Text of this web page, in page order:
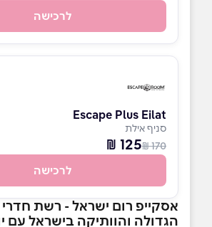
לרכישה
Escape Plus Eilat
סניף אילת
170 ₪
125 ₪
לרכישה
אסקייפ רום ישראל - רשת